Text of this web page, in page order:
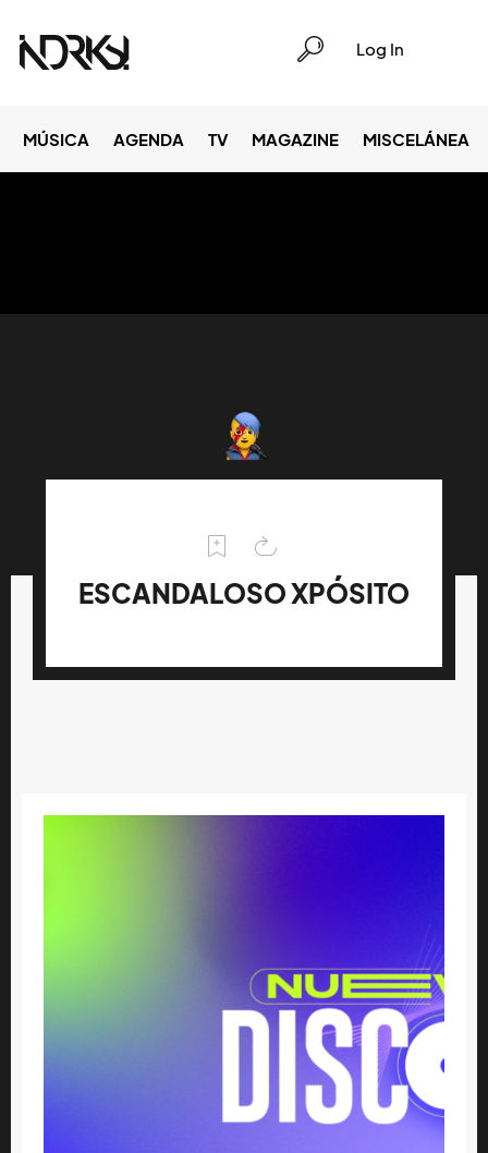
Log In
MÚSICA AGENDA TV MAGAZINE MISCELÁNEA
ESCANDALOSO XPÓSITO